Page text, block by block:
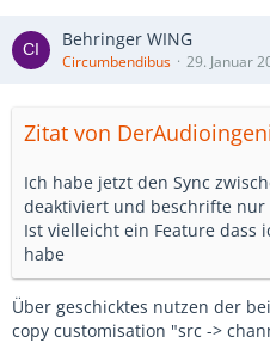
Behringer WING
Circumbendibus 29. Januar
Zitat von
Ich habe jetzt den Sync
deaktiviert und beschrifte nur
Ist vielleicht ein Feature dass
habe
Über geschicktes nutzen der
copy customisation "src ->